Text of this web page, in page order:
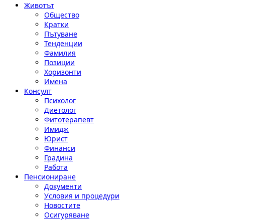
Животът
Общество
Кратки
Пътуване
Тенденции
Фамилия
Позиции
Хоризонти
Имена
Консулт
Психолог
Диетолог
Фитотерапевт
Имидж
Юрист
Финанси
Градина
Работа
Пенсиониране
Документи
Условия и процедури
Новостите
Осигуряване